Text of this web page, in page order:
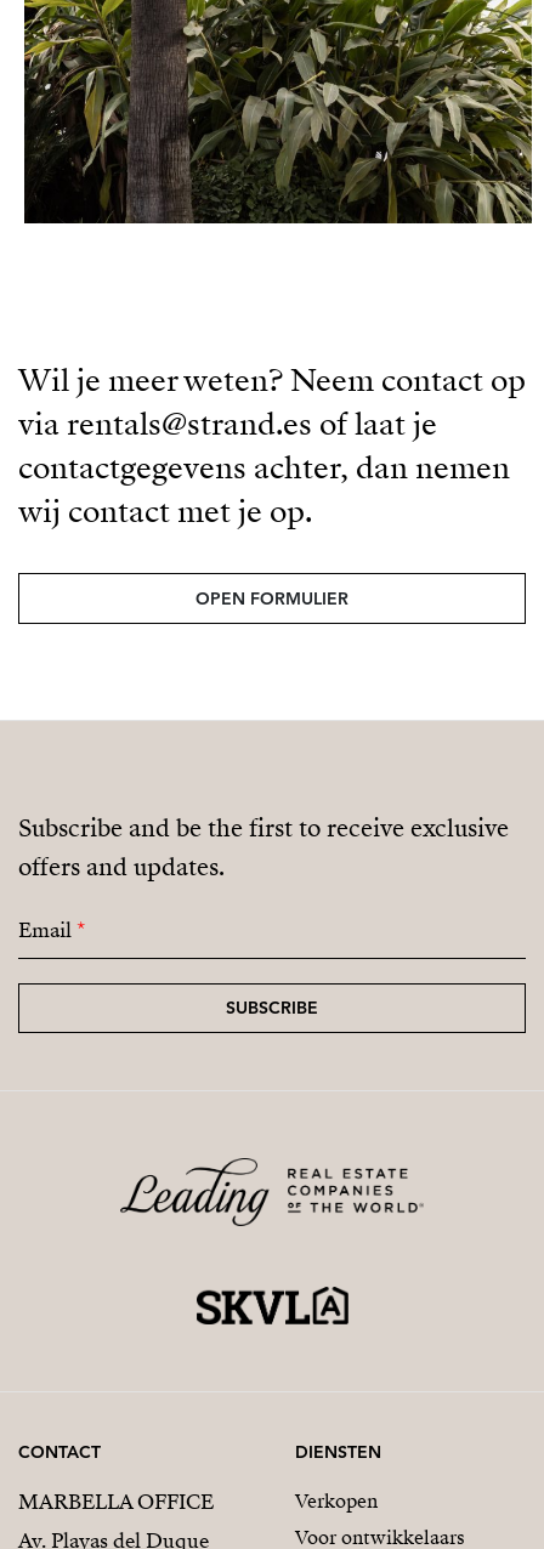
Wil je meer weten? Neem contact op
via rentals@strand.es of laat je
contactgegevens achter, dan nemen
wij contact met je op.
OPEN FORMULIER
Subscribe and be the first to receive exclusive
offers and updates.
Email*
SUBSCRIBE
CONTACT
MARBELLA OFFICE
Av. Playas del Duque
DIENSTEN
Verkopen
Voor ontwikkelaars